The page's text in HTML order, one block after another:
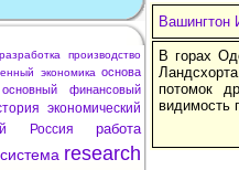
разработка
производство
экономика основа
основный
финансовый
экономический
Россия
работа
система research
Вашингтон
В горах
потомок
видимость